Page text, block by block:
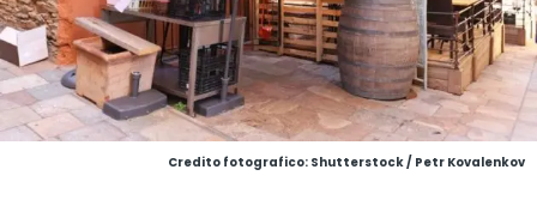
Credito fotografico: Shutterstock / Petr Kovalenkov